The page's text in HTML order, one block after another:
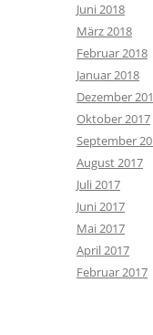
Juni 2018
März 2018
Februar 2018
Januar 2018
Dezember
Oktober 2017
September
August 2017
Juli 2017
Juni 2017
Mai 2017
April 2017
Februar 2017